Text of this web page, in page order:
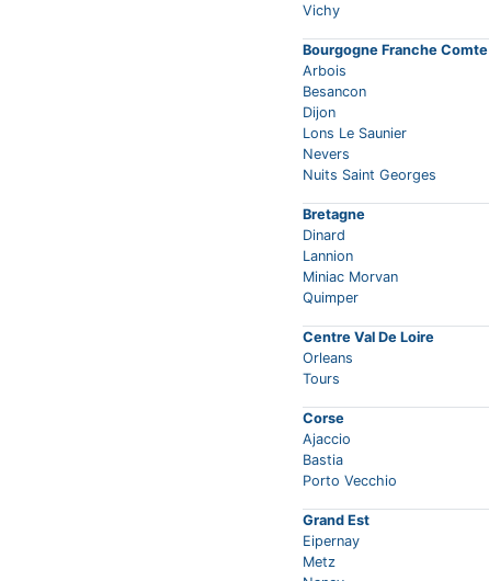
Vichy
Bourgogne Franche Comte
Arbois
Besancon
Dijon
Lons Le Saunier
Nevers
Nuits Saint Georges
Bretagne
Dinard
Lannion
Miniac Morvan
Quimper
Centre Val De Loire
Orleans
Tours
Corse
Ajaccio
Bastia
Porto Vecchio
Grand Est
Eipernay
Metz